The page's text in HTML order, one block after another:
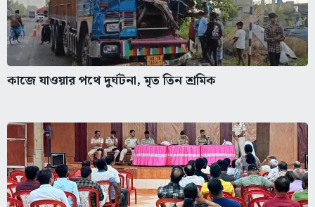
কাজে যাওয়ার পথে দুর্ঘটনা, মৃত তিন শ্রমিক